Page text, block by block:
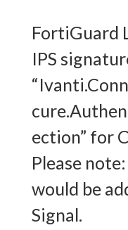
FortiGuard
IPS
ection” for
Please
would be
Signal.